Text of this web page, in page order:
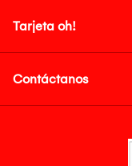
Tarjeta oh!
Contáctanos